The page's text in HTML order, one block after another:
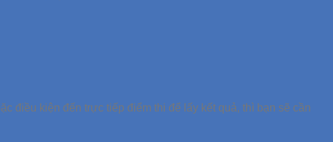
điều kiện đến trực tiếp điểm thi để lấy kết quả, thì bạn sẽ cần